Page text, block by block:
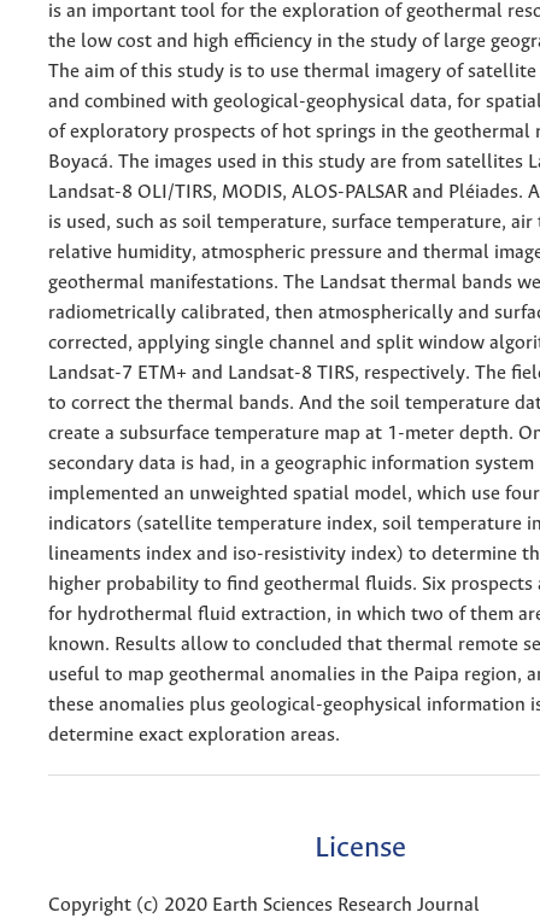
is an important tool for the exploration of geothermal
the low cost and high efficiency in the study of large
The aim of this study is to use thermal imagery of satellite
and combined with geological-geophysical data, for
of exploratory prospects of hot springs in the geothermal
Boyacá. The images used in this study are from satellites
Landsat-8 OLI/TIRS, MODIS, ALOS-PALSAR and Pléiades.
is used, such as soil temperature, surface temperature,
relative humidity, atmospheric pressure and thermal
geothermal manifestations. The Landsat thermal bands
radiometrically calibrated, then atmospherically and
corrected, applying single channel and split window
Landsat-7 ETM+ and Landsat-8 TIRS, respectively. The
to correct the thermal bands. And the soil temperature
create a subsurface temperature map at 1-meter depth.
secondary data is had, in a geographic information system
implemented an unweighted spatial model, which use
indicators (satellite temperature index, soil temperature
lineaments index and iso-resistivity index) to determine
higher probability to find geothermal fluids. Six prospects
for hydrothermal fluid extraction, in which two of them
known. Results allow to concluded that thermal remote
useful to map geothermal anomalies in the Paipa region,
these anomalies plus geological-geophysical information
determine exact exploration areas.
License
Copyright (c) 2020 Earth Sciences Research Journal